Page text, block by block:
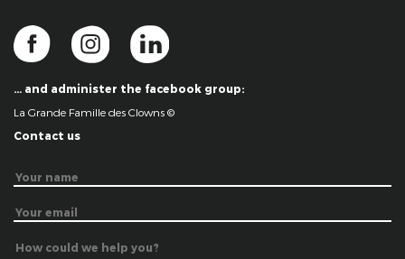
… and administer the facebook group:
La Grande Famille des Clowns ©
Contact us